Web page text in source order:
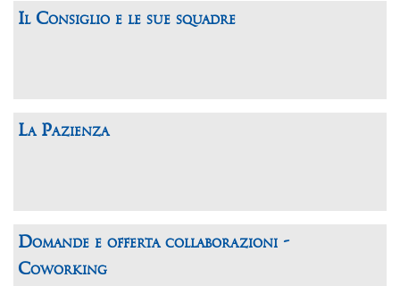
Il Consiglio e le sue squadre
La Pazienza
Domande e offerta collaborazioni -
Coworking